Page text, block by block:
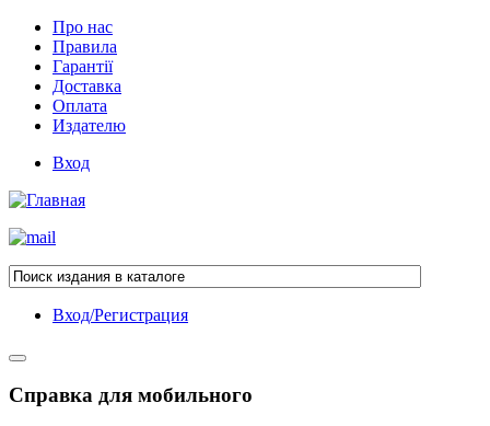
Про нас
Правила
Гарантії
Доставка
Оплата
Издателю
Вход
Вход/Регистрация
Справка для мобильного